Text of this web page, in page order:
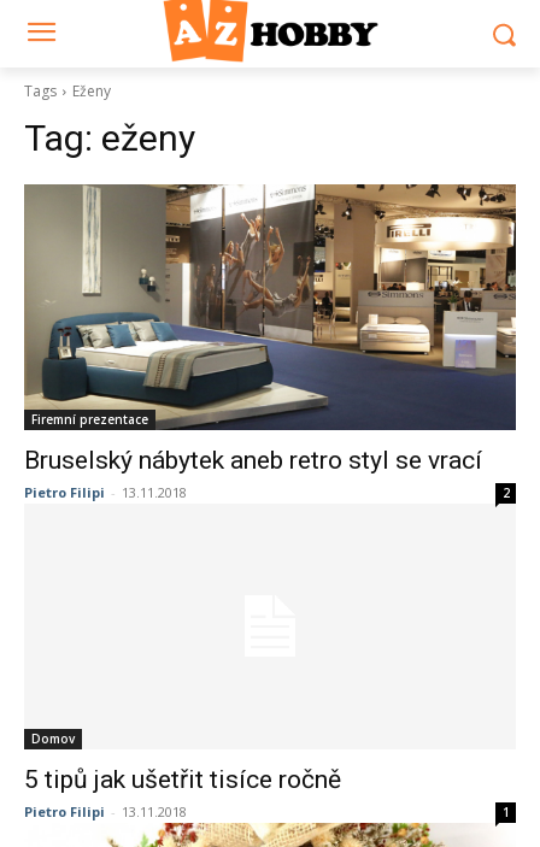
Tags Eženy
Tag: eženy
Firemní prezentace
Bruselský nábytek aneb retro styl se vrací
Pietro Filipi - 13.11.2018 2
Domov
5 tipů jak ušetřit tisíce ročně
Pietro Filipi - 13.11.2018 1